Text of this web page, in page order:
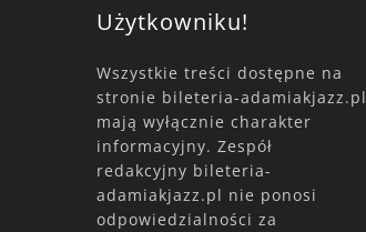
Użytkowniku!
Wszystkie treści dostępne na
stronie bileteria-adamiakjazz.pl
mają wyłącznie charakter
informacyjny. Zespół
redakcyjny bileteria-
adamiakjazz.pl nie ponosi
odpowiedzialności za